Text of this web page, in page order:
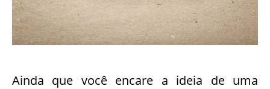
Ainda que você encare a ideia de uma